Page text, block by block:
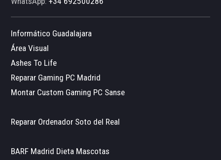
Informático Guadalajara
Área Visual
Ashes To Life
Reparar Gaming PC Madrid
Montar Custom Gaming PC Sanse
Reparar Ordenador Soto del Real
BARF Madrid Dieta Mascotas